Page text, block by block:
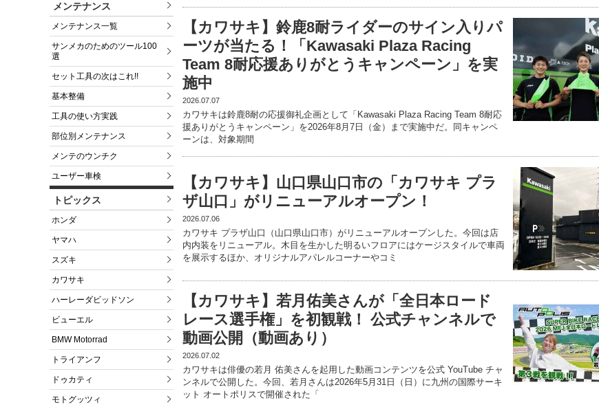
メンテナンス
メンテナンス一覧
サンメカのためのツール100
選
セット工具の次はこれ!!
基本整備
工具の使い方実践
部位別メンテナンス
メンテのウンチク
ユーザー車検
トピックス
ホンダ
ヤマハ
スズキ
カワサキ
ハーレーダビッドソン
ビューエル
BMW Motorrad
トライアンフ
ドゥカティ
モトグッツィ
【カワサキ】鈴鹿8耐ライダーのサイン入りパ
ーツが当たる！「Kawasaki Plaza Racing
Team 8耐応援ありがとうキャンペーン」を実
施中
2026.07.07
カワサキは鈴鹿8耐の応援御礼企画として「Kawasaki Plaza Racing Team 8耐応
援ありがとうキャンペーン」を2026年8月7日（金）まで実施中だ。同キャンペ
ーンは、対象期間
【カワサキ】山口県山口市の「カワサキ プラ
ザ山口」がリニューアルオープン！
2026.07.06
カワサキ プラザ山口（山口県山口市）がリニューアルオープンした。今回は店
内内装をリニューアル。木目を生かした明るいフロアにはケージスタイルで車両
を展示するほか、オリジナルアパレルコーナーやコミ
【カワサキ】若月佑美さんが「全日本ロード
レース選手権」を初観戦！ 公式チャンネルで
動画公開（動画あり）
2026.07.02
カワサキは俳優の若月 佑美さんを起用した動画コンテンツを公式 YouTube チャ
ンネルで公開した。今回、若月さんは2026年5月31日（日）に九州の国際サーキ
ット オートポリスで開催された「